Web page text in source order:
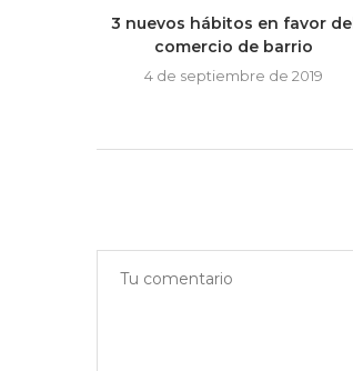
3 nuevos hábitos en favor del
comercio de barrio
4 de septiembre de 2019